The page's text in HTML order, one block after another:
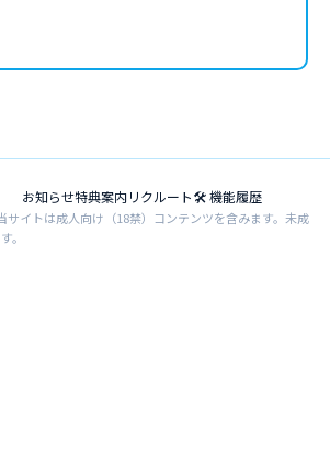
お知らせ特典案内リクルート🛠 機能履歴
サイトは成人向け（18禁）コンテンツを含みます。未成
。